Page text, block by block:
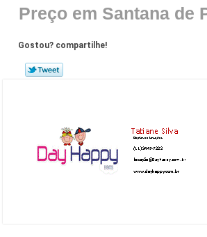
Preço em Santana de
Gostou? compartilhe!